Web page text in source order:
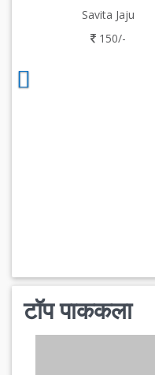
Savita Jaju
150/-
टॉप पाककला